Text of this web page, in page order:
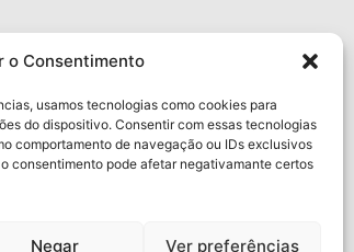
o Consentimento
usamos tecnologias como cookies para
do dispositivo. Consentir com essas tecnologias
comportamento de navegação ou IDs exclusivos
consentimento pode afetar negativamante certos
Negar Ver preferências